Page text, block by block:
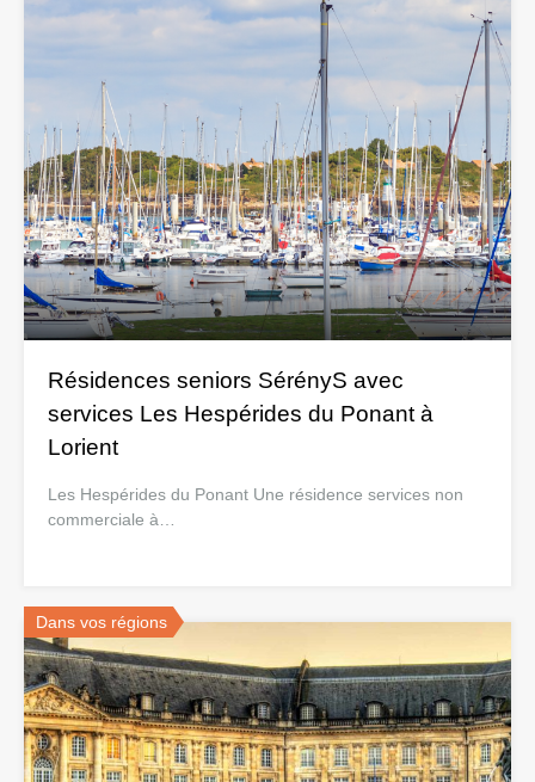
Résidences seniors SérényS avec
services Les Hespérides du Ponant à
Lorient
Les Hespérides du Ponant Une résidence services non
commerciale à…
Dans vos régions